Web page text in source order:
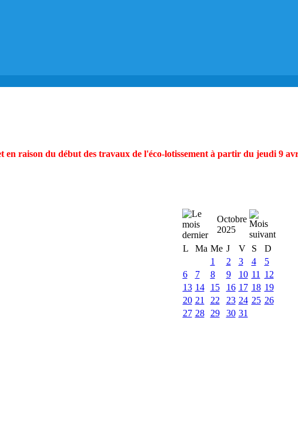
raison du début des travaux de l'éco-lotissement à partir du jeudi 9
Octobre
2025
L
Ma Me J V S
D
1
2 3 4
5
6
7 8 9 10 11
12
13 14 15 16 17 18 19
20 21 22 23 24 25 26
27 28 29 30 31